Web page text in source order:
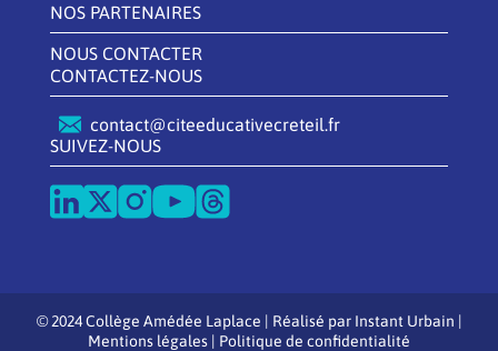
NOS PARTENAIRES
NOUS CONTACTER
CONTACTEZ-NOUS
contact@citeeducativecreteil.fr
SUIVEZ-NOUS
© 2024 Collège Amédée Laplace | Réalisé par Instant Urbain |
Mentions légales | Politique de confidentialité